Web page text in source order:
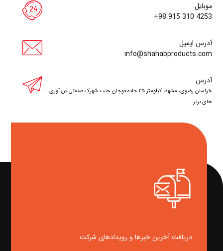
موبایل
+98 915 310 4253
آدرس ایمیل
info@shahabproducts.com
آدرس
خراسان رضوی، مشهد، کیلومتر ۲۵ جاده قوچان
جنب شهرک صنعتی فن آوری
های برتر
دریافت آخرین خبرها و رویدادهای شرکت